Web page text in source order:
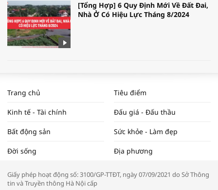
[Tổng Hợp] 6 Quy Định Mới Về Đất Đai,
Nhà Ở Có Hiệu Lực Tháng 8/2024
NAM NĂM 2024 VÀ NĂM 2025 | NHỊP
ĐẬP THỊ TRƯỜNG #62
Tọa đàm “Xúc tiến thương mại: Khơi
Trang chủ Tiêu điểm
Kinh tế - Tài chính Đấu giá - Đấu thầu
Bất động sản Sức khỏe - Làm đẹp
Đời sống Địa phương
Giấy phép hoạt động số: 3100/GP-TTĐT, ngày 07/09/2021 do Sở Thông
tin và Truyền thông Hà Nội cấp